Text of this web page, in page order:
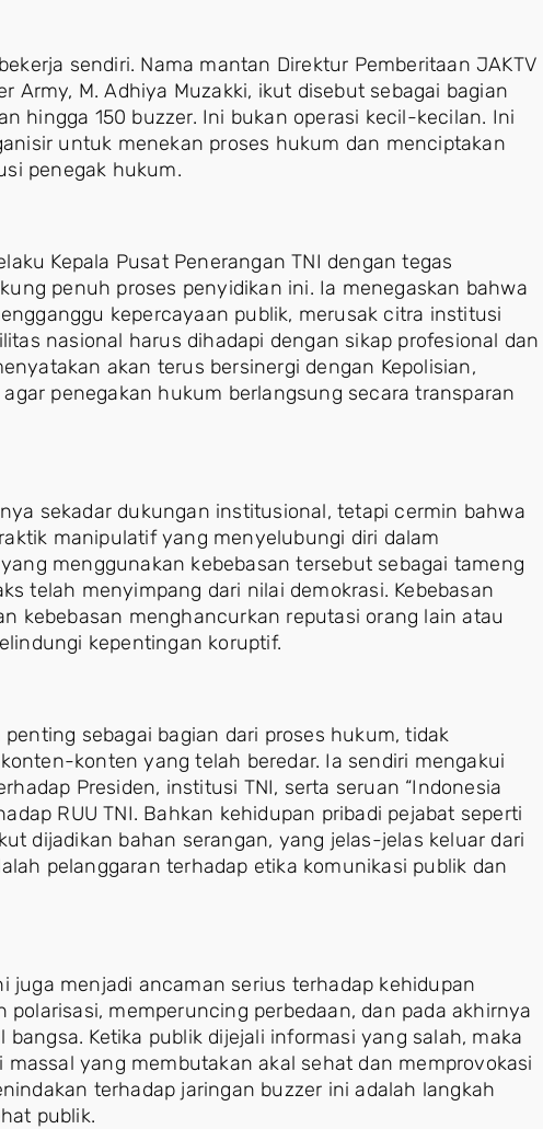
sendiri. Nama mantan Direktur Pemberitaan JAKTV
Army, M. Adhiya Muzakki, ikut disebut sebagai bagian
hingga 150 buzzer. Ini bukan operasi kecil-kecilan. Ini
untuk menekan proses hukum dan menciptakan
penegak hukum.
Kepala Pusat Penerangan TNI dengan tegas
penuh proses penyidikan ini. Ia menegaskan bahwa
kepercayaan publik, merusak citra institusi
nasional harus dihadapi dengan sikap profesional dan
akan terus bersinergi dengan Kepolisian,
penegakan hukum berlangsung secara transparan
sekadar dukungan institusional, tetapi cermin bahwa
manipulatif yang menyelubungi diri dalam
menggunakan kebebasan tersebut sebagai tameng
telah menyimpang dari nilai demokrasi. Kebebasan
kebebasan menghancurkan reputasi orang lain atau
kepentingan koruptif.
sebagai bagian dari proses hukum, tidak
konten yang telah beredar. Ia sendiri mengakui
Presiden, institusi TNI, serta seruan “Indonesia
RUU TNI. Bahkan kehidupan pribadi pejabat seperti
dijadikan bahan serangan, yang jelas-jelas keluar dari
pelanggaran terhadap etika komunikasi publik dan
juga menjadi ancaman serius terhadap kehidupan
polarisasi, memperuncing perbedaan, dan pada akhirnya
Ketika publik dijejali informasi yang salah, maka
yang membutakan akal sehat dan memprovokasi
terhadap jaringan buzzer ini adalah langkah
publik.